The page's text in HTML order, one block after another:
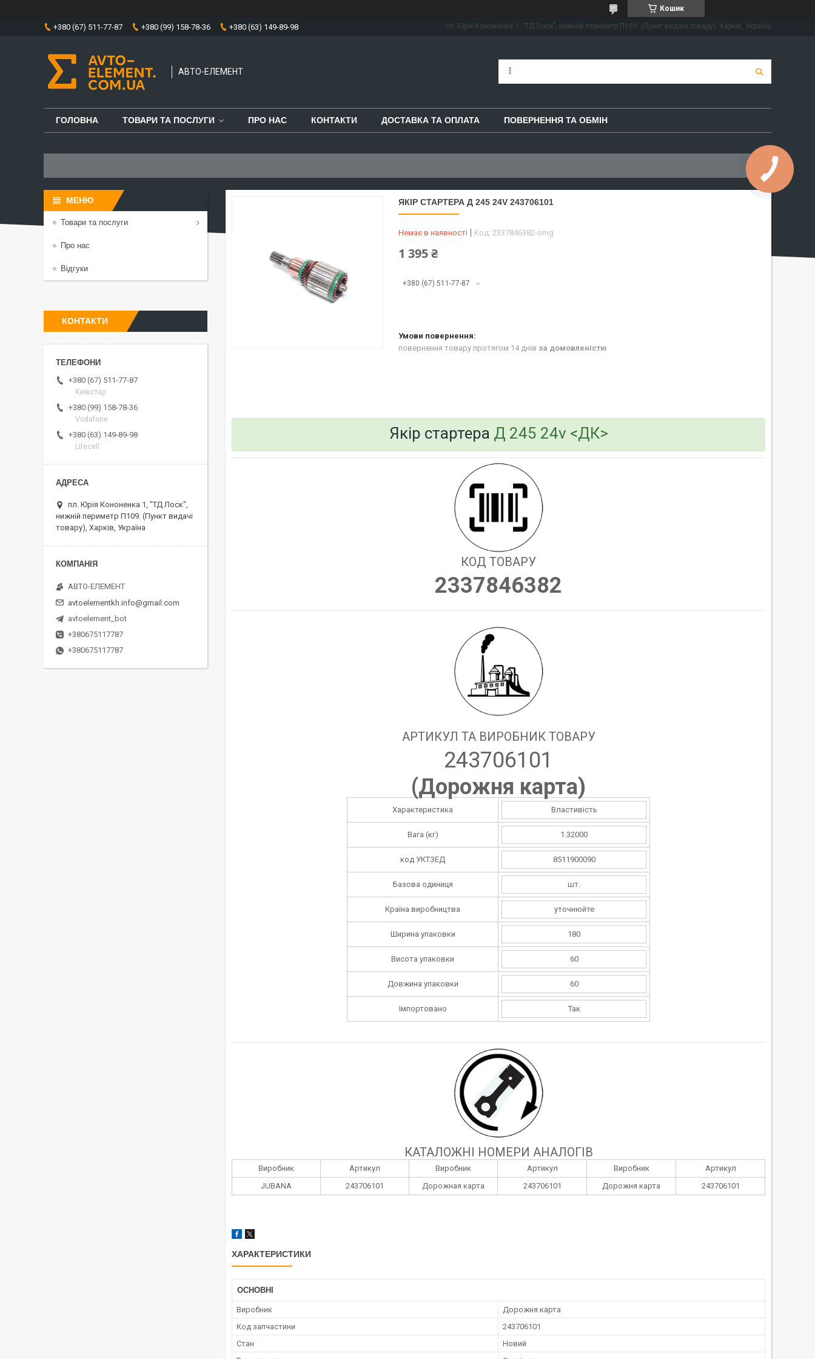
Кошик
+380 (67) 511-77-87 +380 (99) 158-78-36 +380 (63) 149-89-98 пл. Юрія Кононенка 1, "ТД Лоск", нижній периметр П109. (Пункт видачі товару), Харків, Україна
АВТО-ЕЛЕМЕНТ
ГОЛОВНА ТОВАРИ ТА ПОСЛУГИ ПРО НАС КОНТАКТИ ДОСТАВКА ТА ОПЛАТА ПОВЕРНЕННЯ ТА ОБМІН
ЯКІР СТАРТЕРА Д 245 24V 243706101
Немає в наявності Код: 2337846382-omg
1 395 ₴
+380 (67) 511-77-87
повернення товару протягом 14 днів за домовленістю
Якір стартера Д 245 24v <ДК>
КОД ТОВАРУ
2337846382
АРТИКУЛ ТА ВИРОБНИК ТОВАРУ
243706101
(Дорожня карта)
Характеристика Властивість
Вага (кг) 1.32000
код УКТЗЕД 8511900090
Базова одиниця шт.
Країна виробництва уточнюйте
Ширина упаковки 180
Висота упаковки 60
Довжина упаковки 60
Імпортовано Так
КАТАЛОЖНІ НОМЕРИ АНАЛОГІВ
Виробник Артикул Виробник Артикул Виробник
Артикул
JUBANA
243706101 Дорожная карта 243706101 Дорожня карта 243706101
ХАРАКТЕРИСТИКИ
ОСНОВНІ
Виробник
Дорожня карта
Код запчастини
243706101
Стан
Новий
Товари та послуги
Про нас
Відгуки
КОНТАКТИ
+380 (67) 511-77-87
Київстар
+380 (99) 158-78-36
Vodafone
+380 (63) 149-89-98
Lifecell
пл. Юрія Кононенка 1, "ТД Лоск",
нижній периметр П109. (Пункт видачі
товару), Харків, Україна
АВТО-ЕЛЕМЕНТ
avtoelementkh.info@gmail.com
avtoelement_bot
+380675117787
+380675117787